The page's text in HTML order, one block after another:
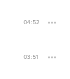
04:52
03:51